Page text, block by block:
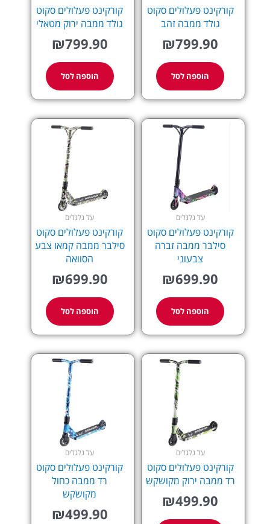
קורקינט פעלולים סקוט
גולד ממבה זהב
₪799.90
הוספה לסל
קורקינט פעלולים סקוט
גולד ממבה ירוק מטאלי
₪799.90
הוספה לסל
על גלגלים
קורקינט פעלולים סקוט
סילבר ממבה זברה
צבעוני
₪699.90
הוספה לסל
על גלגלים
קורקינט פעלולים סקוט
סילבר ממבה קמאו צבע
הסוואה
₪699.90
הוספה לסל
על גלגלים
קורקינט פעלולים סקוט
רד ממבה ירוק מקושקש
₪499.90
על גלגלים
קורקינט פעלולים סקוט
רד ממבה כחול
מקושקש
₪499.90